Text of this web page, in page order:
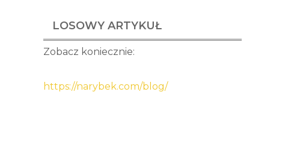
LOSOWY ARTYKUŁ
Zobacz koniecznie:
https://narybek.com/blog/